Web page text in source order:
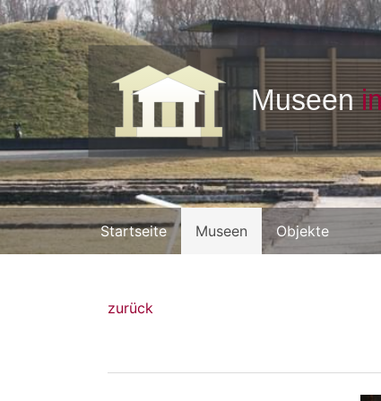
Startseite Museen Objekte
zurück